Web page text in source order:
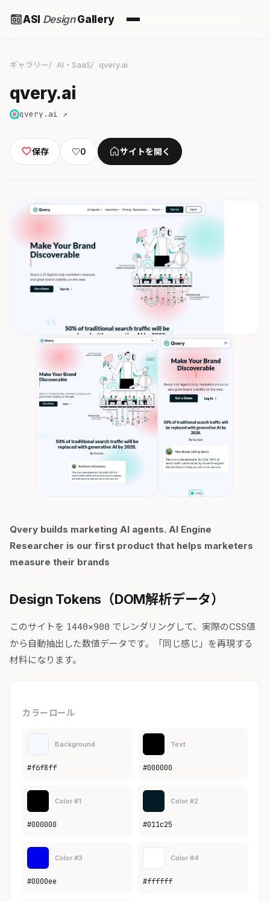
ASI DesignGallery
ギャラリー AI・SaaS qvery.ai
qvery.ai
qvery.ai ↗
保存 ♡0 サイトを開く
Qvery builds marketing AI agents. AI Engine
Researcher is our first product that helps marketers
measure their brands
Design Tokens（DOM解析データ）
このサイトを 1440×900 でレンダリングして、実際のCSS値
から自動抽出した数値データです。「同じ感じ」を再現する
材料になります。
カラーロール
Background
#f6f8ff
Text
#000000
Color #1
#000000
Color #2
#011c25
Color #3
#0000ee
Color #4
#ffffff